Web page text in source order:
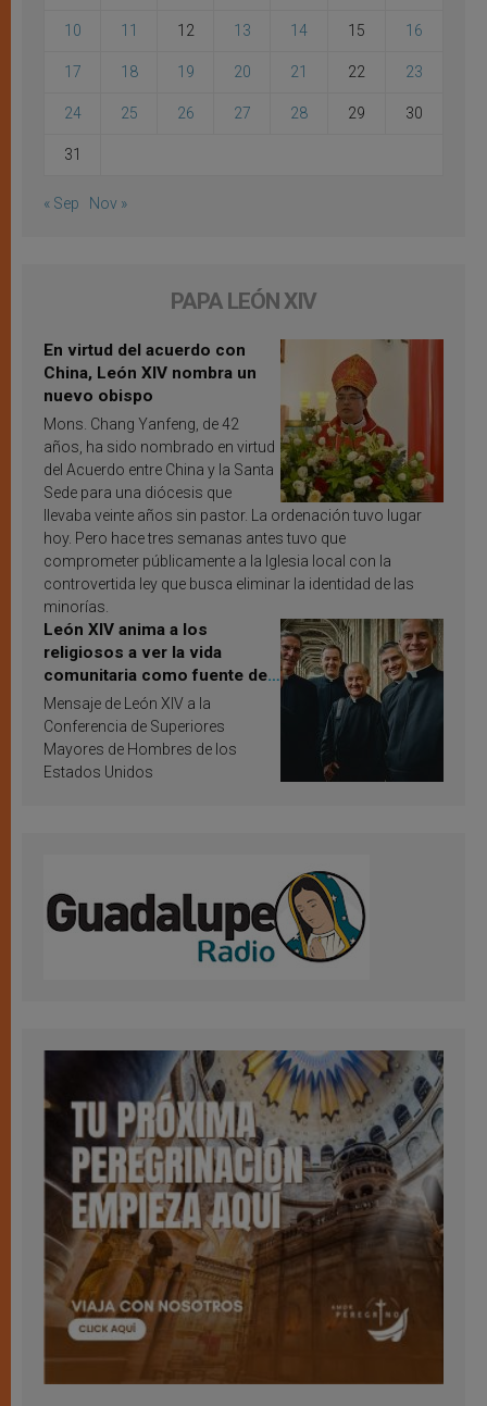
10 11 12 13 14 15 16
17 18 19 20 21 22 23
24 25 26 27 28 29 30
31
« Sep Nov »
PAPA LEÓN XIV
En virtud del acuerdo con
China, León XIV nombra un
nuevo obispo
Mons. Chang Yanfeng, de 42
años, ha sido nombrado en virtud
del Acuerdo entre China y la Santa
Sede para una diócesis que
llevaba veinte años sin pastor. La ordenación tuvo lugar
hoy. Pero hace tres semanas antes tuvo que
comprometer públicamente a la Iglesia local con la
controvertida ley que busca eliminar la identidad de las
minorías.
León XIV anima a los
religiosos a ver la vida
comunitaria como fuente de
inspiración y santificación
Mensaje de León XIV a la
Conferencia de Superiores
Mayores de Hombres de los
Estados Unidos